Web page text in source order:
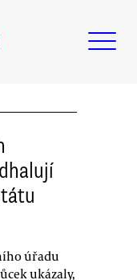
úřadu
ukázaly,